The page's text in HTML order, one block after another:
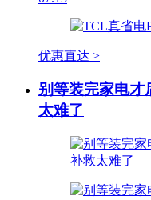
优惠直达 >
别等装完家电才
太难了